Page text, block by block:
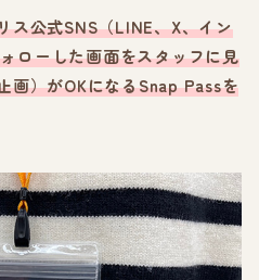
ス公式SNS（LINE、X、イン
ローした画面をスタッフに見
画）がOKになるSnap Passを